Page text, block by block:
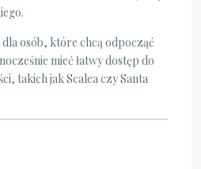
dla osób, które chcą odpocząć
mieć łatwy dostęp do
takich jak Scalea czy Santa